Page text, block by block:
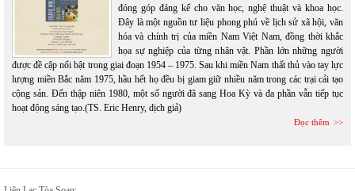
đóng góp đáng kể cho văn học, nghệ thuật và khoa học.
Đây là một nguồn tư liệu phong phú về lịch sử xã hội, văn
hóa và chính trị của miền Nam Việt Nam, đồng thời khắc
họa sự nghiệp của từng nhân vật. Phần lớn những người
được đề cập nổi bật trong giai đoạn 1954 – 1975. Sau khi miền Nam thất thủ vào tay lực
lượng miền Bắc năm 1975, hầu hết họ đều bị giam giữ nhiều năm trong các trại cải tạo
cộng sản. Đến thập niên 1980, một số người đã sang Hoa Kỳ và đa phần vẫn tiếp tục
hoạt động sáng tạo.(TS. Eric Henry, dịch giả)
Đọc thêm